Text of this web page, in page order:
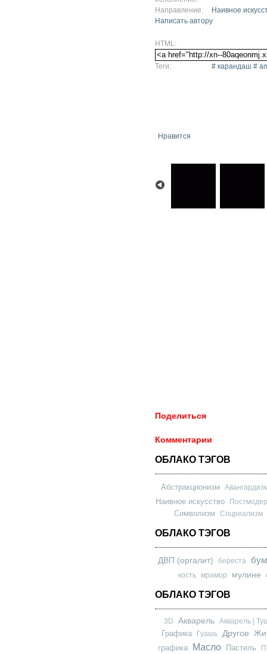
Направление:
Наивное
Написать автору
HTML:
Теги: # карандаш #
Нравится
Поделиться
Комментарии
ОБЛАКО ТЭГОВ
Абстракционизм
Наивное искусство
Символизм Соцреализм
ОБЛАКО ТЭГОВ
ДВП (оргалит) береста
кость мрамор мулине
ОБЛАКО ТЭГОВ
3D Акварель Акварель |
Графика Гуашь Другое
графика
Масло Пастель